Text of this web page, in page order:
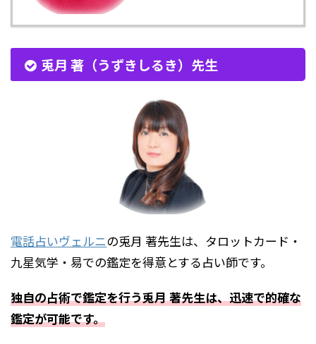
兎月 著（うずきしるき）先生
電話占いヴェルニの兎月 著先生は、タロットカード・
九星気学・易での鑑定を得意とする占い師です。
独自の占術で鑑定を行う兎月 著先生は、迅速で的確な
鑑定が可能です。